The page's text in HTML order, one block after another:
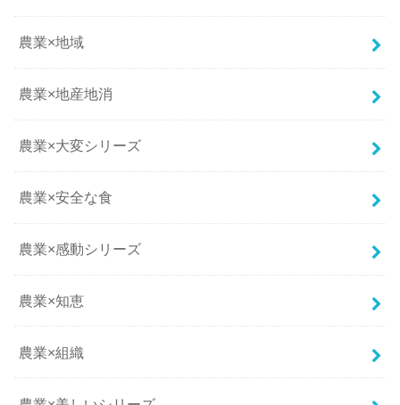
農業×地域
農業×地産地消
農業×大変シリーズ
農業×安全な食
農業×感動シリーズ
農業×知恵
農業×組織